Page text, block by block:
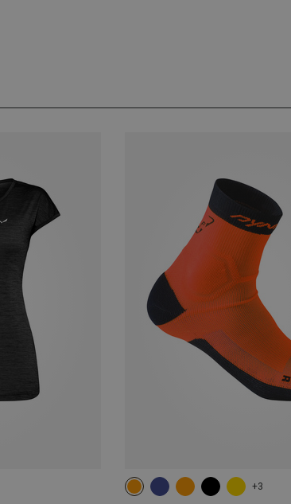
+3
35|36|37|38 39|40|41|42